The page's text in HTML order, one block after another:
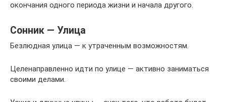
окончания одного периода жизни и начала другого.
Сонник — Улица
Безлюдная улица — к утраченным возможностям.
Целенаправленно идти по улице — активно заниматься
своими делами.